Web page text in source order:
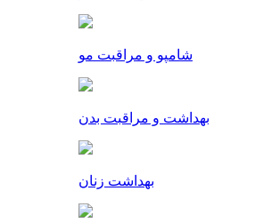
شامپو و مراقبت مو
بهداشت و مراقبت بدن
بهداشت زنان